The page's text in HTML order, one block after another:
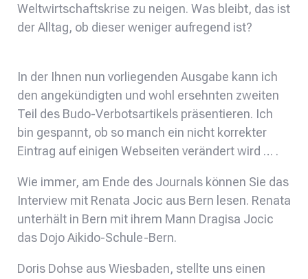
Weltwirtschaftskrise zu neigen. Was bleibt, das ist
der Alltag, ob dieser weniger aufregend ist?
In der Ihnen nun vorliegenden Ausgabe kann ich
den angekündigten und wohl ersehnten zweiten
Teil des Budo-Verbotsartikels präsentieren. Ich
bin gespannt, ob so manch ein nicht korrekter
Eintrag auf einigen Webseiten verändert wird … .
Wie immer, am Ende des Journals können Sie das
Interview mit Renata Jocic aus Bern lesen. Renata
unterhält in Bern mit ihrem Mann Dragisa Jocic
das Dojo Aikido-Schule-Bern.
Doris Dohse aus Wiesbaden, stellte uns einen